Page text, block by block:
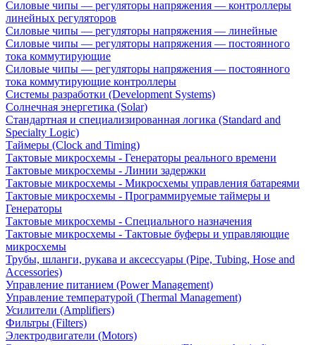
Силовые чипы — регуляторы напряжения — контроллеры
линейных регуляторов
Силовые чипы — регуляторы напряжения — линейные
Силовые чипы — регуляторы напряжения — постоянного
тока коммутирующие
Силовые чипы — регуляторы напряжения — постоянного
тока коммутирующие контроллеры
Системы разработки (Development Systems)
Солнечная энергетика (Solar)
Стандартная и специализированная логика (Standard and
Specialty Logic)
Таймеры (Clock and Timing)
Тактовые микросхемы - Генераторы реального времени
Тактовые микросхемы - Линии задержки
Тактовые микросхемы - Микросхемы управления батареями
Тактовые микросхемы - Программируемые таймеры и
Генераторы
Тактовые микросхемы - Специального назначения
Тактовые микросхемы - Тактовые буферы и управляющие
микросхемы
Трубы, шланги, рукава и аксессуары (Pipe, Tubing, Hose and
Accessories)
Управление питанием (Power Management)
Управление температурой (Thermal Management)
Усилители (Amplifiers)
Фильтры (Filters)
Электродвигатели (Motors)